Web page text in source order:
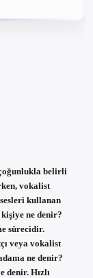
belirli
vokalist
kullanan
ne denir?
sürecidir.
veya vokalist
ne denir?
denir. Hızlı